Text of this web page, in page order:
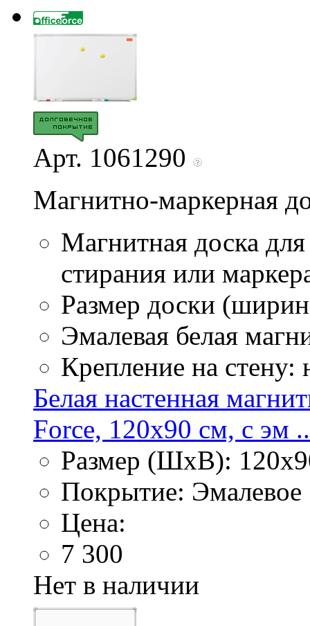
Арт. 1061290
Магнитно-маркерная
Магнитная доска
стирания или
Размер доски
Эмалевая белая
Крепление на стену:
Белая настенная
Force, 120х90 см, с эм
Размер (ШхВ):
Покрытие: Эмалевое
Цена:
7 300
Нет в наличии